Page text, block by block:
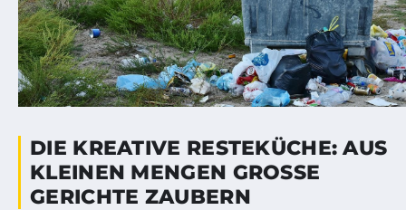
DIE KREATIVE RESTEKÜCHE: AUS
KLEINEN MENGEN GROSSE G
ERICHTE ZAUBERN